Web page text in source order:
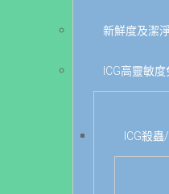
新鮮度及潔
ICG高靈敏
ICG殺